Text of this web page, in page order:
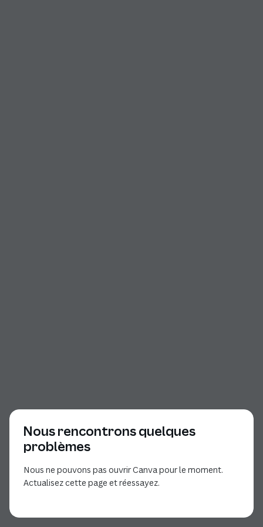
Nous rencontrons quelques
problèmes
Nous ne pouvons pas ouvrir Canva pour le moment.
Actualisez cette page et réessayez.